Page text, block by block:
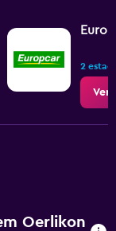
2
Ver
Oerlikon